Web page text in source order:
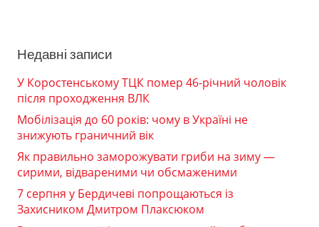
Недавні записи
У Коростенському ТЦК помер 46-річний чоловік
після проходження ВЛК
Мобілізація до 60 років: чому в Україні не
знижують граничний вік
Як правильно заморожувати гриби на зиму —
сирими, відвареними чи обсмаженими
7 серпня у Бердичеві попрощаються із
Захисником Дмитром Плаксюком